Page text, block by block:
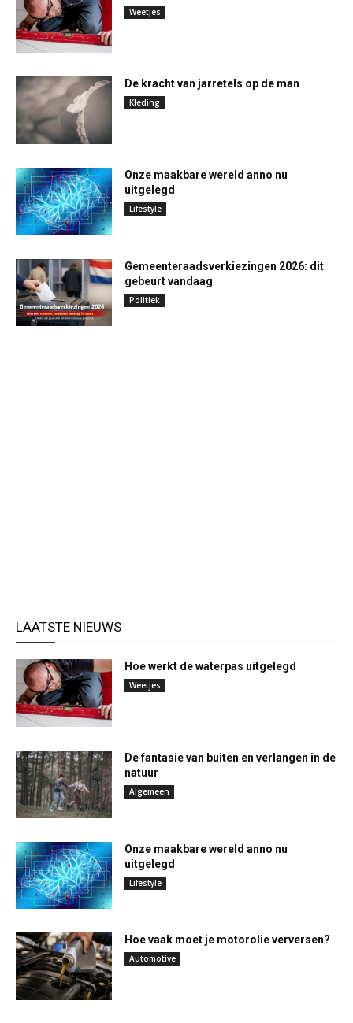
Weetjes
De kracht van jarretels op de man
Kleding
Onze maakbare wereld anno nu
uitgelegd
Lifestyle
Gemeenteraadsverkiezingen 2026: dit
gebeurt vandaag
Politiek
LAATSTE NIEUWS
Hoe werkt de waterpas uitgelegd
Weetjes
De fantasie van buiten en verlangen in de
natuur
Algemeen
Onze maakbare wereld anno nu
uitgelegd
Lifestyle
Hoe vaak moet je motorolie verversen?
Automotive